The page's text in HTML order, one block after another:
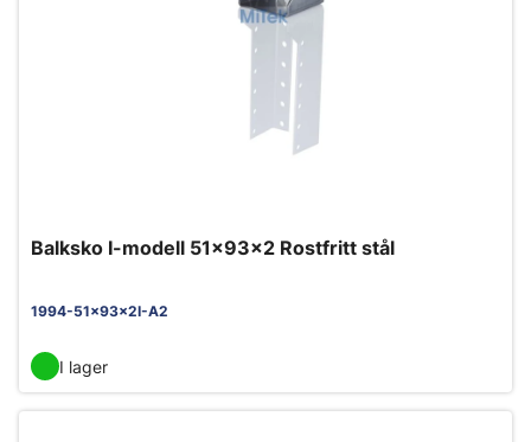
Balksko I-modell 51x93x2 Rostfritt stål
1994-51x93x2I-A2
I lager